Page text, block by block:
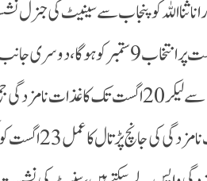
ثنااللہ کو پنجاب سے سینیٹ کی
اعجاز چودھری کی نااہلی سے خالی نشست
کا عمل 23 اگست کو مکمل کیا جائے گا۔